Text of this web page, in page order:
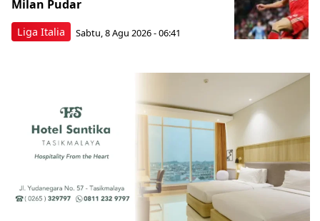
Liga Italia
Milan Pudar
Sabtu, 8 Agu 2026 - 06:41